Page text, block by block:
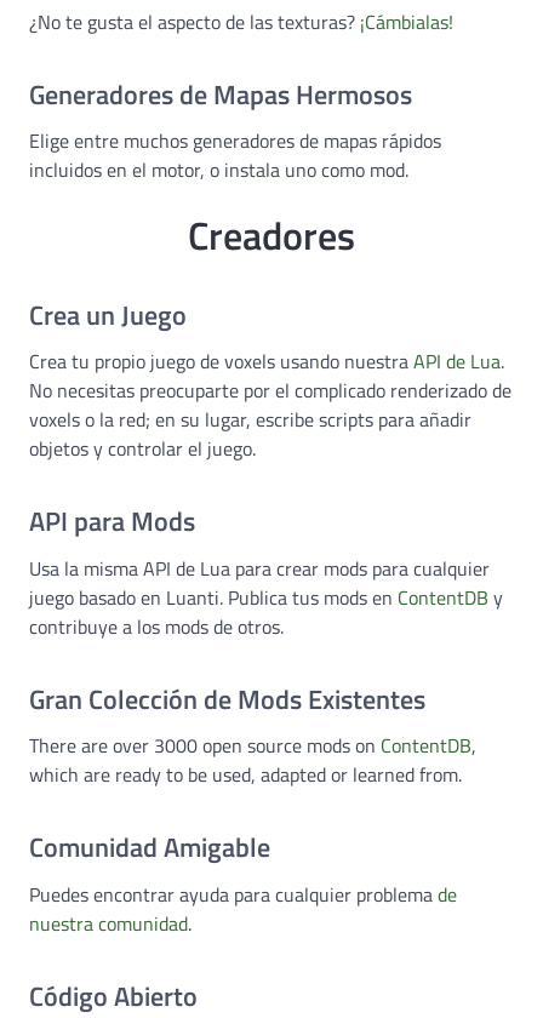
¿No te gusta el aspecto de las texturas? ¡Cámbialas!
Generadores de Mapas Hermosos
Elige entre muchos generadores de mapas rápidos
incluidos en el motor, o instala uno como mod.
Creadores
Crea un Juego
Crea tu propio juego de voxels usando nuestraAPI de Lua.
No necesitas preocuparte por el complicado renderizado de
voxels o la red; en su lugar, escribe scripts para añadir
objetos y controlar el juego.
API para Mods
Usa la misma API de Lua para crear mods para cualquier
juego basado en Luanti. Publica tus mods en ContentDB y
contribuye a los mods de otros.
Gran Colección de Mods Existentes
There are over 3000 open source mods on ContentDB,
which are ready to be used, adapted or learned from.
Comunidad Amigable
Puedes encontrar ayuda para cualquier problemade
nuestra comunidad.
Código Abierto